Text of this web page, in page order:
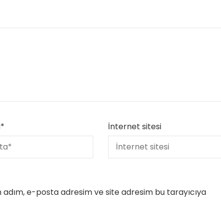
* İnternet sitesi
adım, e-posta adresim ve site adresim bu tarayıcıya